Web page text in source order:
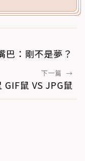
巴：剛不是夢？
下一篇 →
鼠 VS JPG鼠